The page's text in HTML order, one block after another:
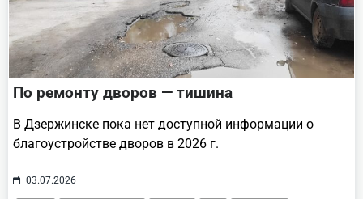
По ремонту дворов — тишина
В Дзержинске пока нет доступной информации о
благоустройстве дворов в 2026 г.
03.07.2026